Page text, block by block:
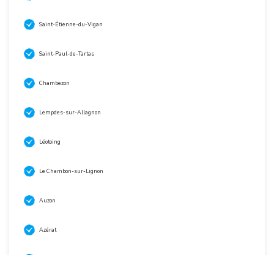
Saint-Étienne-du-Vigan
Saint-Paul-de-Tartas
Chambezon
Lempdes-sur-Allagnon
Léotoing
Le Chambon-sur-Lignon
Auzon
Azérat